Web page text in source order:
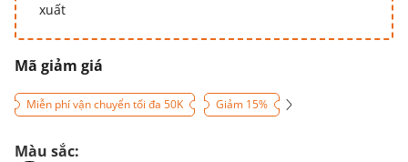
xuất
Mã giảm giá
Miễn phí vận chuyển tối đa 50K Giảm 15%
Màu sắc: